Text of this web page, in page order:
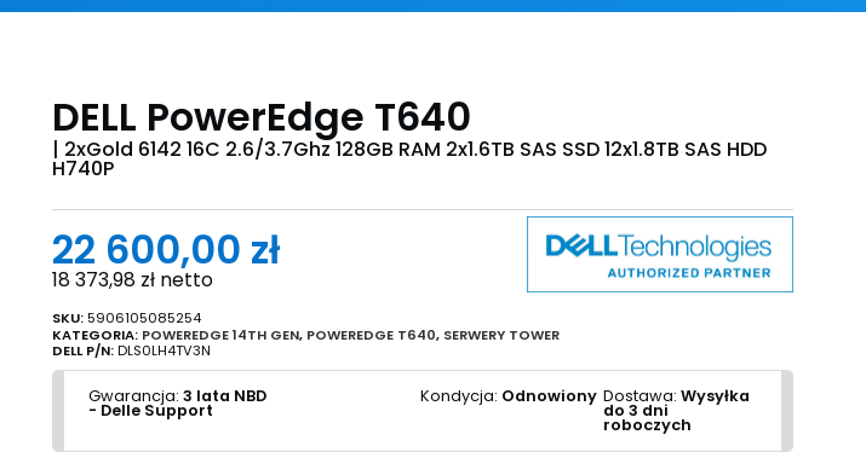
DELL PowerEdge T640
| 2xGold 6142 16C 2.6/3.7Ghz 128GB RAM 2x1.6TB SAS SSD 12x1.8TB SAS HDD
H740P
22 600,00 zł
18 373,98 zł netto
SKU:5906105085254
KATEGORIA: POWEREDGE 14TH GEN, POWEREDGE T640, SERWERY TOWER
DELL P/N:DLS0LH4TV3N
Gwarancja: 3 lata NBD
- Delle Support
Kondycja: Odnowiony Dostawa: Wysyłka
do 3 dni
roboczych